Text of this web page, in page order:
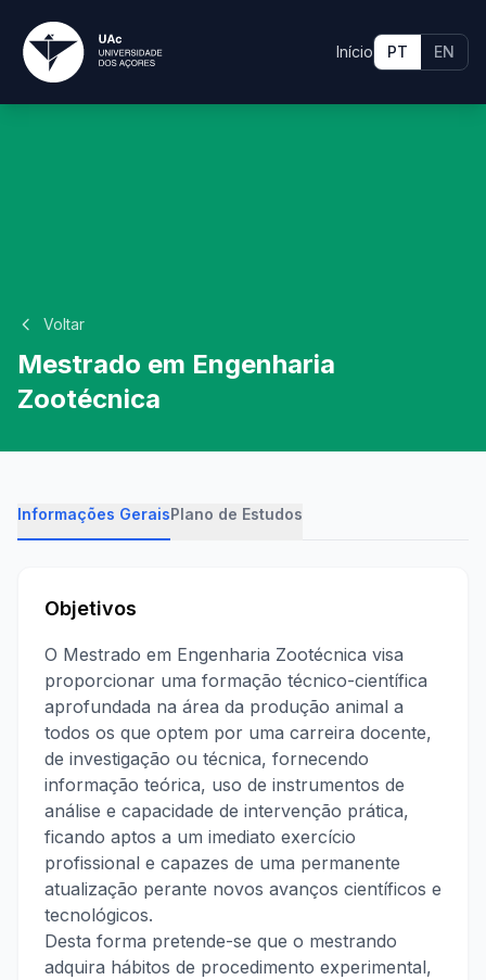
Início PT EN
Voltar
Mestrado em Engenharia
Zootécnica
Informações GeraisPlano de Estudos
Objetivos
O Mestrado em Engenharia Zootécnica visa
proporcionar uma formação técnico-científica
aprofundada na área da produção animal a
todos os que optem por uma carreira docente,
de investigação ou técnica, fornecendo
informação teórica, uso de instrumentos de
análise e capacidade de intervenção prática,
ficando aptos a um imediato exercício
profissional e capazes de uma permanente
atualização perante novos avanços científicos e
tecnológicos.
Desta forma pretende-se que o mestrando
adquira hábitos de procedimento experimental,